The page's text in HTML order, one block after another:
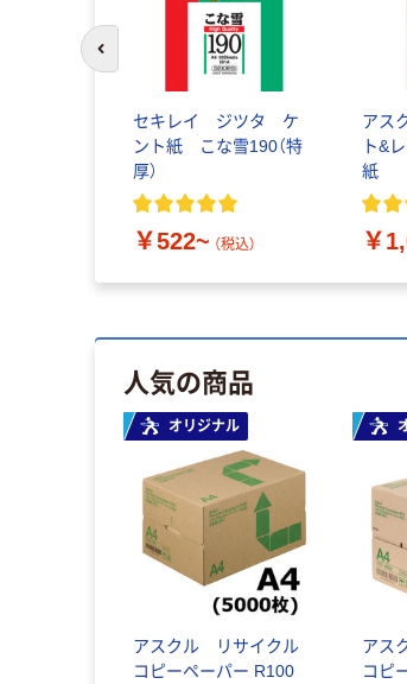
セキレイ ジツタ ケ
ント紙 こな雪190（特
厚）
￥522~ （税込）
アス
ト&
紙
￥
人気の商品
オリジナル
アスクル リサイクル
コピーペーパー R100
アス
コピ